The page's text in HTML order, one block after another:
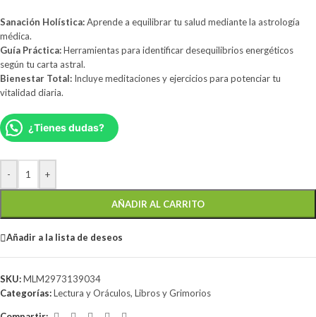
Sanación Holística:Aprende a equilibrar tu salud mediante la astrología
médica.
Guía Práctica:Herramientas para identificar desequilibrios energéticos
según tu carta astral.
Bienestar Total: Incluye meditaciones y ejercicios para potenciar tu
vitalidad diaria.
¿Tienes dudas?
- +
AÑADIR AL CARRITO
Añadir a la lista de deseos
SKU:MLM2973139034
Categorías:Lectura y Oráculos, Libros y Grimorios